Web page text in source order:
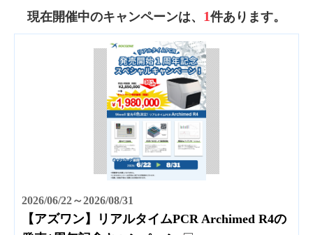
現在開催中のキャンペーンは、 1件あります。
2026/06/22～2026/08/31
【アズワン】リアルタイムPCR Archimed R4の